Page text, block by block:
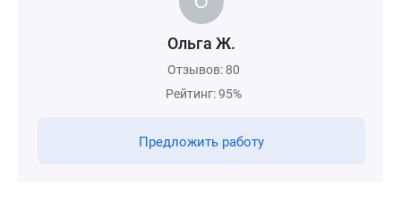
Ольга Ж.
Отзывов: 80
Рейтинг: 95%
Предложить работу